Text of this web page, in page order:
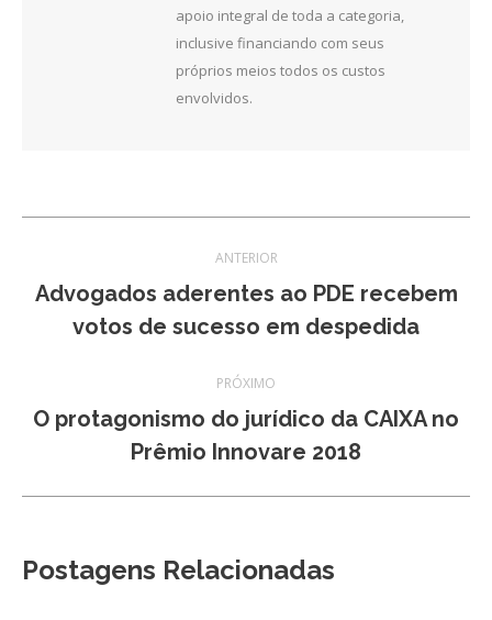
apoio integral de toda a categoria,
inclusive financiando com seus
próprios meios todos os custos
envolvidos.
de
post:
ANTERIOR
Post
anterior:
Advogados aderentes ao PDE recebem
votos de sucesso em despedida
PRÓXIMO
Próximo
post:
O protagonismo do jurídico da CAIXA no
Prêmio Innovare 2018
Postagens Relacionadas